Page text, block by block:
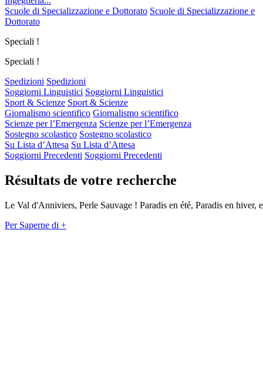
Scuole di Specializzazione e Dottorato Scuole di Specializzazione e
Dottorato
Speciali !
Speciali !
Spedizioni Spedizioni
Soggiorni Linguistici Soggiorni Linguistici
Sport & Scienze Sport & Scienze
Giornalismo scientifico Giornalismo scientifico
Scienze per l’Emergenza Scienze per l’Emergenza
Sostegno scolastico Sostegno scolastico
Su Lista d’Attesa Su Lista d’Attesa
Soggiorni Precedenti Soggiorni Precedenti
Résultats de votre recherche
Le Val d'Anniviers, Perle Sauvage ! Paradis en été, Paradis en hiver,
Per Saperne di +